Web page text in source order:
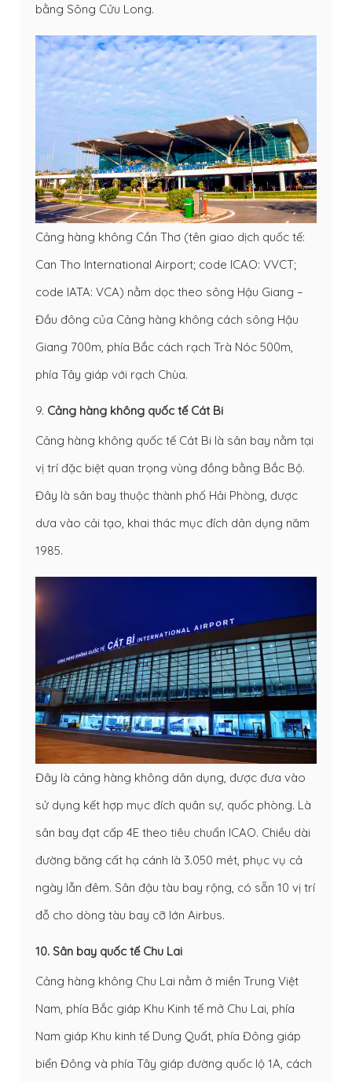
bằng Sông Cửu Long.
Cảng hàng không Cần Thơ (tên giao dịch quốc tế:
Can Tho International Airport; code ICAO: VVCT;
code IATA: VCA) nằm dọc theo sông Hậu Giang –
Đầu đông của Cảng hàng không cách sông Hậu
Giang 700m, phía Bắc cách rạch Trà Nóc 500m,
phía Tây giáp với rạch Chùa.
9. Cảng hàng không quốc tế Cát Bi
Cảng hàng không quốc tế Cát Bi là sân bay nằm tại
vị trí đặc biệt quan trọng vùng đồng bằng Bắc Bộ.
Đây là sân bay thuộc thành phố Hải Phòng, được
dưa vào cải tạo, khai thác mục đích dân dụng năm
1985.
Đây là cảng hàng không dân dụng, được đưa vào
sử dụng kết hợp mục đích quân sự, quốc phòng. Là
sân bay đạt cấp 4E theo tiêu chuẩn ICAO. Chiều dài
đường băng cất hạ cánh là 3.050 mét, phục vụ cả
ngày lẫn đêm. Sân đậu tàu bay rộng, có sẵn 10 vị trí
đỗ cho dòng tàu bay cỡ lớn Airbus.
10. Sân bay quốc tế Chu Lai
Cảng hàng không Chu Lai nằm ở miền Trung Việt
Nam, phía Bắc giáp Khu Kinh tế mở Chu Lai, phía
Nam giáp Khu kinh tế Dung Quất, phía Đông giáp
biển Đông và phía Tây giáp đường quốc lộ 1A, cách